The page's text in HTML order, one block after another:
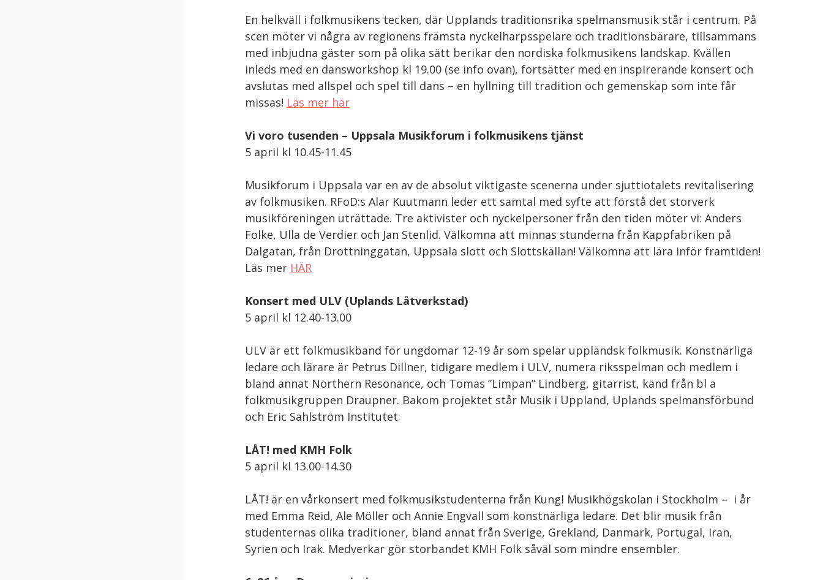
En helkväll i folkmusikens tecken, där Upplands traditionsrika spelmansmusik står i centrum. På
scen möter vi några av regionens främsta nyckelharpsspelare och traditionsbärare, tillsammans
med inbjudna gäster som på olika sätt berikar den nordiska folkmusikens landskap. Kvällen
inleds med en dansworkshop kl 19.00 (se info ovan), fortsätter med en inspirerande konsert och
avslutas med allspel och spel till dans – en hyllning till tradition och gemenskap som inte får
missas! Läs mer här
Vi voro tusenden – Uppsala Musikforum i folkmusikens tjänst
5 april kl 10.45-11.45
Musikforum i Uppsala var en av de absolut viktigaste scenerna under sjuttiotalets revitalisering
av folkmusiken. RFoD:s Alar Kuutmann leder ett samtal med syfte att förstå det storverk
musikföreningen uträttade. Tre aktivister och nyckelpersoner från den tiden möter vi: Anders
Folke, Ulla de Verdier och Jan Stenlid. Välkomna att minnas stunderna från Kappfabriken på
Dalgatan, från Drottninggatan, Uppsala slott och Slottskällan! Välkomna att lära inför framtiden!
Läs mer HÄR
Konsert med ULV (Uplands Låtverkstad)
5 april kl 12.40-13.00
ULV är ett folkmusikband för ungdomar 12-19 år som spelar uppländsk folkmusik. Konstnärliga
ledare och lärare är Petrus Dillner, tidigare medlem i ULV, numera riksspelman och medlem i
bland annat Northern Resonance, och Tomas ”Limpan” Lindberg, gitarrist, känd från bl a
folkmusikgruppen Draupner. Bakom projektet står Musik i Uppland, Uplands spelmansförbund
och Eric Sahlström Institutet.
LÅT! med KMH Folk
5 april kl 13.00-14.30
LÅT! är en vårkonsert med folkmusikstudenterna från Kungl Musikhögskolan i Stockholm – i år
med Emma Reid, Ale Möller och Annie Engvall som konstnärliga ledare. Det blir musik från
studenternas olika traditioner, bland annat från Sverige, Grekland, Danmark, Portugal, Iran,
Syrien och Irak. Medverkar gör storbandet KMH Folk såväl som mindre ensembler.